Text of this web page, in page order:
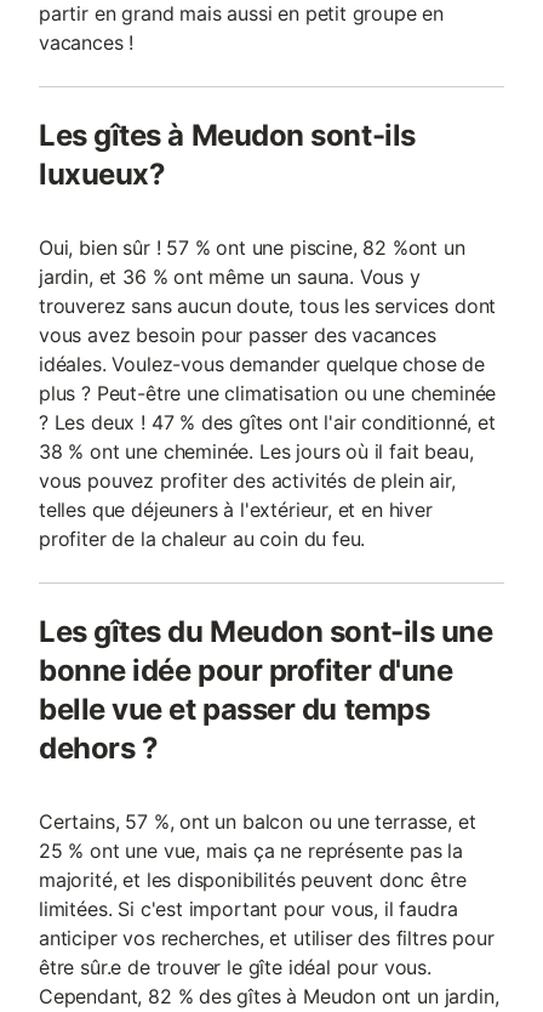
partir en grand mais aussi en petit groupe en
vacances !
Les gîtes à Meudon sont-ils
luxueux?
Oui, bien sûr ! 57 % ont une piscine, 82 %ont un
jardin, et 36 % ont même un sauna. Vous y
trouverez sans aucun doute, tous les services dont
vous avez besoin pour passer des vacances
idéales. Voulez-vous demander quelque chose de
plus ? Peut-être une climatisation ou une cheminée
? Les deux ! 47 % des gîtes ont l'air conditionné, et
38 % ont une cheminée. Les jours où il fait beau,
vous pouvez profiter des activités de plein air,
telles que déjeuners à l'extérieur, et en hiver
profiter de la chaleur au coin du feu.
Les gîtes du Meudon sont-ils une
bonne idée pour profiter d'une
belle vue et passer du temps
dehors ?
Certains, 57 %, ont un balcon ou une terrasse, et
25 % ont une vue, mais ça ne représente pas la
majorité, et les disponibilités peuvent donc être
limitées. Si c'est important pour vous, il faudra
anticiper vos recherches, et utiliser des filtres pour
être sûr.e de trouver le gîte idéal pour vous.
Cependant, 82 % des gîtes à Meudon ont un jardin,